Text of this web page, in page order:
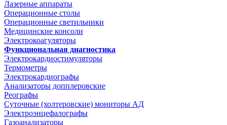
Лазерные аппараты
Операционные столы
Операционные светильники
Медицинские консоли
Электрокоагуляторы
Функциональная диагностика
Электрокардиостимуляторы
Термометры
Электрокардиографы
Анализаторы допплеровские
Реографы
Суточные (холтеровские) мониторы АД
Электроэнцефалографы
Газоанализаторы